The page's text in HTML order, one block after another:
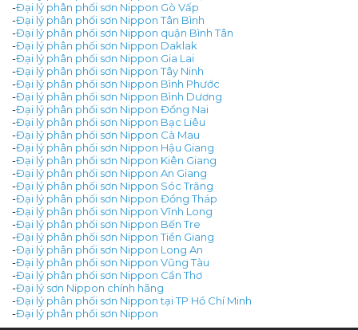
-Đại lý phân phối sơn Nippon Gò Vấp
-Đại lý phân phối sơn Nippon Tân Bình
-Đại lý phân phối sơn Nippon quận Bình Tân
-Đại lý phân phối sơn Nippon Daklak
-Đại lý phân phối sơn Nippon Gia Lai
-Đại lý phân phối sơn Nippon Tây Ninh
-Đại lý phân phối sơn Nippon Bình Phước
-Đại lý phân phối sơn Nippon Bình Dương
-Đại lý phân phối sơn Nippon Đồng Nai
-Đại lý phân phối sơn Nippon Bạc Liêu
-Đại lý phân phối sơn Nippon Cà Mau
-Đại lý phân phối sơn Nippon Hậu Giang
-Đại lý phân phối sơn Nippon Kiên Giang
-Đại lý phân phối sơn Nippon An Giang
-Đại lý phân phối sơn Nippon Sóc Trăng
-Đại lý phân phối sơn Nippon Đồng Tháp
-Đại lý phân phối sơn Nippon Vĩnh Long
-Đại lý phân phối sơn Nippon Bến Tre
-Đại lý phân phối sơn Nippon Tiền Giang
-Đại lý phân phối sơn Nippon Long An
-Đại lý phân phối sơn Nippon Vũng Tàu
-Đại lý phân phối sơn Nippon Cần Thơ
-Đại lý sơn Nippon chính hãng
-Đại lý phân phối sơn Nippon tại TP Hồ Chí Minh
-Đại lý phân phối sơn Nippon